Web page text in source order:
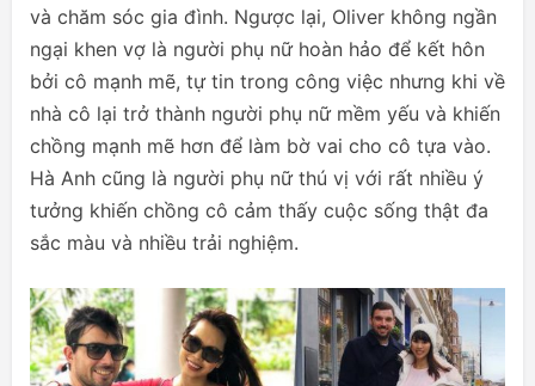
và chăm sóc gia đình. Ngược lại, Oliver không ngần
ngại khen vợ là người phụ nữ hoàn hảo để kết hôn
bởi cô mạnh mẽ, tự tin trong công việc nhưng khi về
nhà cô lại trở thành người phụ nữ mềm yếu và khiến
chồng mạnh mẽ hơn để làm bờ vai cho cô tựa vào.
Hà Anh cũng là người phụ nữ thú vị với rất nhiều ý
tưởng khiến chồng cô cảm thấy cuộc sống thật đa
sắc màu và nhiều trải nghiệm.